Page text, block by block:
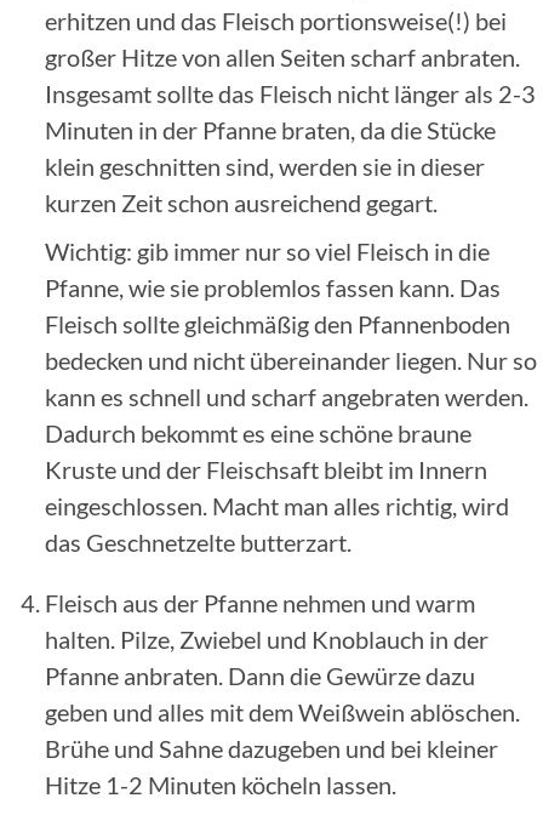
erhitzen und das Fleisch portionsweise(!) bei
großer Hitze von allen Seiten scharf anbraten.
Insgesamt sollte das Fleisch nicht länger als 2-3
Minuten in der Pfanne braten, da die Stücke
klein geschnitten sind, werden sie in dieser
kurzen Zeit schon ausreichend gegart.
Wichtig: gib immer nur so viel Fleisch in die
Pfanne, wie sie problemlos fassen kann. Das
Fleisch sollte gleichmäßig den Pfannenboden
bedecken und nicht übereinander liegen. Nur so
kann es schnell und scharf angebraten werden.
Dadurch bekommt es eine schöne braune
Kruste und der Fleischsaft bleibt im Innern
eingeschlossen. Macht man alles richtig, wird
das Geschnetzelte butterzart.
Fleisch aus der Pfanne nehmen und warm
halten. Pilze, Zwiebel und Knoblauch in der
Pfanne anbraten. Dann die Gewürze dazu
geben und alles mit dem Weißwein ablöschen.
Brühe und Sahne dazugeben und bei kleiner
Hitze 1-2 Minuten köcheln lassen.